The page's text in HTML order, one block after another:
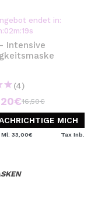
endet in:
:02m:19s
Intensive
(4)
16,50€
MICH
33,00€ Tax Inb.